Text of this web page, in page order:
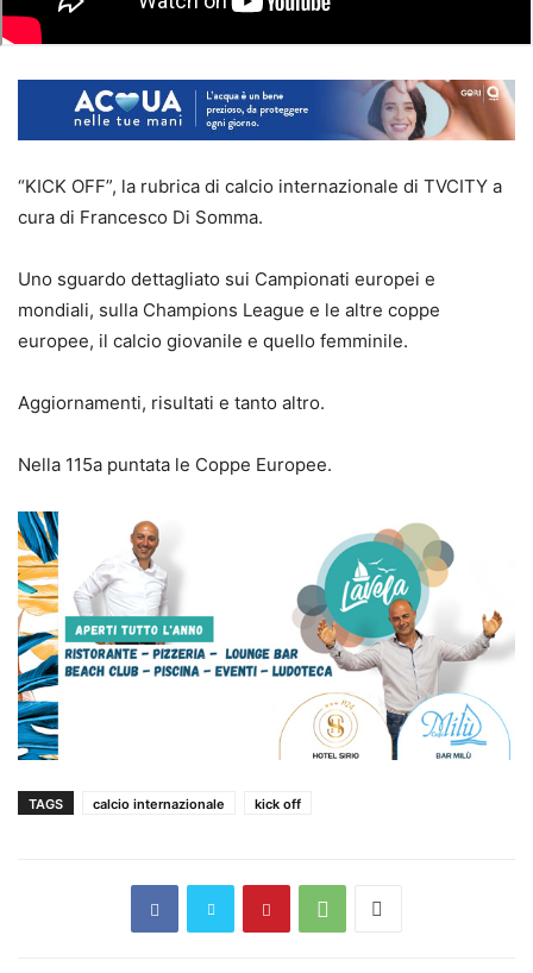
“KICK OFF”, la rubrica di calcio internazionale di TVCITY a
cura di Francesco Di Somma.
Uno sguardo dettagliato sui Campionati europei e
mondiali, sulla Champions League e le altre coppe
europee, il calcio giovanile e quello femminile.
Aggiornamenti, risultati e tanto altro.
Nella 115a puntata le Coppe Europee.
TAGS calcio internazionale kick off